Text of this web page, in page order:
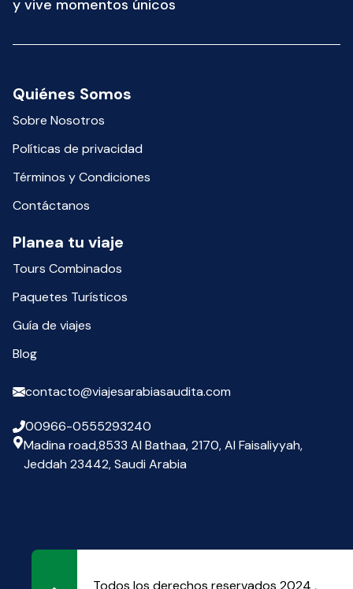
y vive momentos únicos
Quiénes Somos
Sobre Nosotros
Políticas de privacidad
Términos y Condiciones
Contáctanos
Planea tu viaje
Tours Combinados
Paquetes Turísticos
Guía de viajes
Blog
contacto@viajesarabiasaudita.com
00966-0555293240
Madina road,8533 Al Bathaa, 2170, Al Faisaliyyah,
Jeddah 23442, Saudi Arabia
Todos los derechos reservados 2024 ,